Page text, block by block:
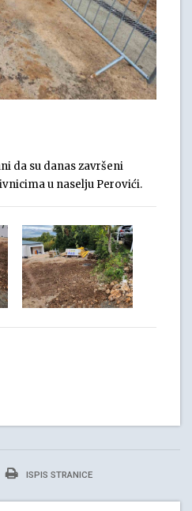
da su danas završeni
u naselju Perovići.
ISPIS STRANICE